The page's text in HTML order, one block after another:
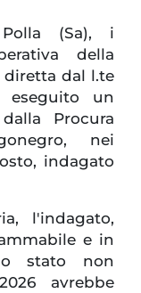
(Sa), i
della
diretta dal l.te
eseguito un
Procura
nei
indagato
l'indagato,
e in
stato non
avrebbe